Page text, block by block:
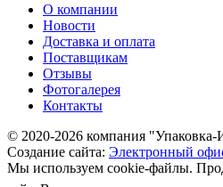
О компании
Новости
Доставка и оплата
Поставщикам
Отзывы
Фотогалерея
Контакты
© 2020-2026 компания "Упаковка-
Создание сайта: Электронный
Мы используем cookie-файлы.